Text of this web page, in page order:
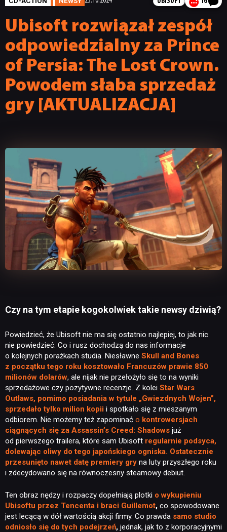
Ubisoft rozwiązał zespół
odpowiedzialny za Prince
of Persia: The Lost Crown.
Powodem słaba sprzedaż
gry [AKTUALIZACJA]
Czy na tym etapie kogokolwiek takie newsy dziwią?
Powiedzieć, że Ubisoft nie ma się ostatnio najlepiej, to jak nic
nie powiedzieć. Co i rusz dochodzą do nas informacje
o kolejnych porażkach studia. Niesławne Skull and Bones
z początku tego roku kosztowało Francuzów prawie 850
milionów dolarów, ale nijak nie przełożyło się to na wyniki
sprzedażowe czy pozytywne recenzje. Z kolei Star Wars
Outlaws, pomimo posiadania w tytule „Gwiezdnych Wojen”,
sprzedało tylko milion kopii i spotkało się z mieszanym
odbiorem. Nie możemy też zapominać o kontrowersjach
ciągnących się za Assassin’s Creed: Shadows już
od pierwszego trailera, które sam Ubisoft regularnie podsyca,
dolewając oliwy do tego japońskiego ogniska. Ostatecznie
przesunięto nawet datę premiery gry na luty przyszłego roku
i zdecydowano się na równoczesny steamowy debiut.
Ten obraz nędzy i rozpaczy dopełniają plotki o wykupieniu
Ubisoftu przez Tencenta i braci Guillemot, co spowodowane
jest lecącą w dół wartością akcji firmy. Co prawda samo studio
odniosło się do tych podejrzeń, jednak, jak to z korporacyjnymi